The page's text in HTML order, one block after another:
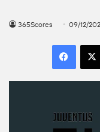
365Scores 09/12/